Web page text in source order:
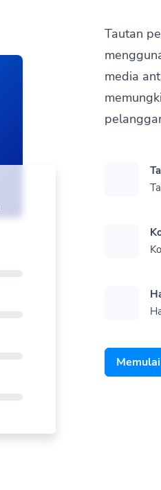
Tautan
media
Memulai